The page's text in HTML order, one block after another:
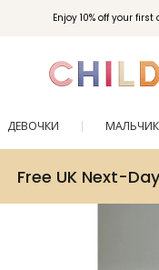
Enjoy 10% off your
ДЕВОЧКИ
Free UK Next-